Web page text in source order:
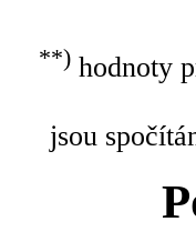
**)hodnoty
jsou